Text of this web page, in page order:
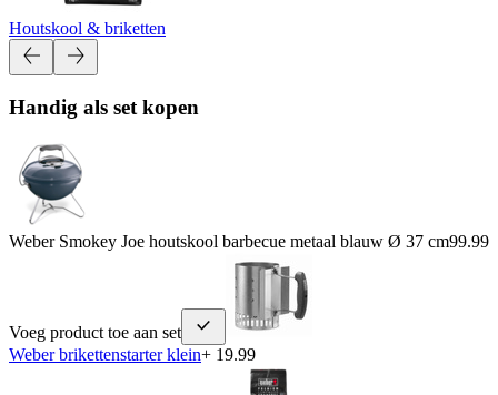
Houtskool & briketten
Handig als set kopen
Weber Smokey Joe houtskool barbecue metaal blauw Ø 37 cm99.99
Voeg product toe aan set
Weber brikettenstarter klein+ 19.99